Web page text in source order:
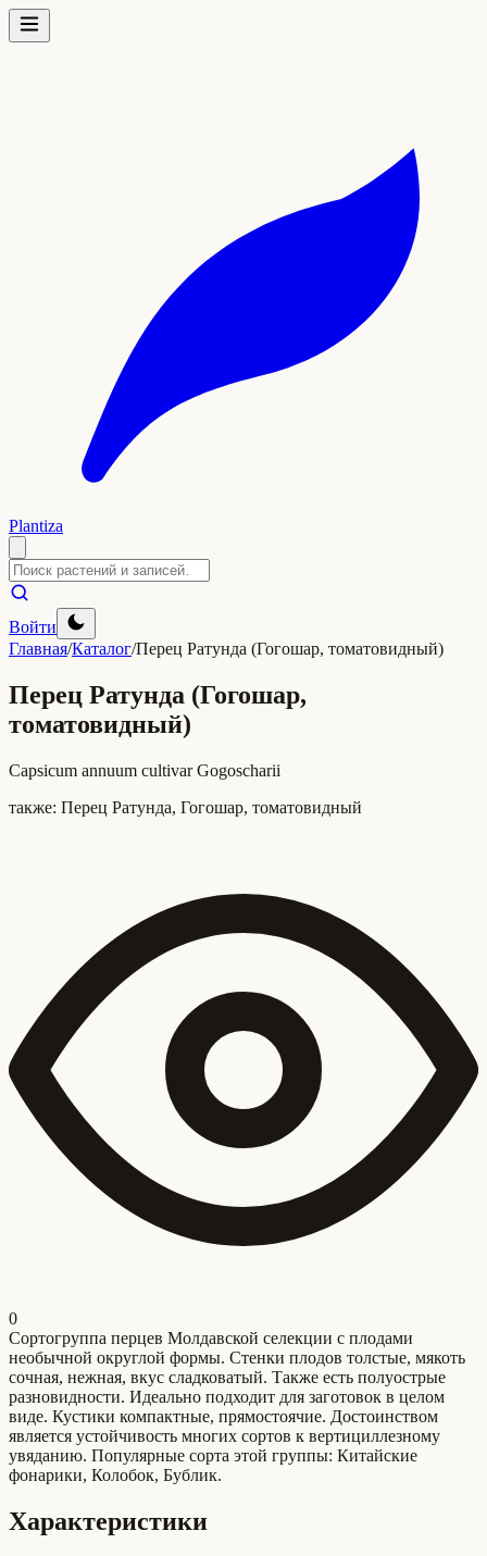
Plantiza
Войти
Главная/Каталог/Перец Ратунда (Гогошар, томатовидный)
Перец Ратунда (Гогошар,
томатовидный)
Capsicum annuum cultivar Gogoscharii
также: Перец Ратунда, Гогошар, томатовидный
0
Сортогруппа перцев Молдавской селекции с плодами
необычной округлой формы. Стенки плодов толстые, мякоть
сочная, нежная, вкус сладковатый. Также есть полуострые
разновидности. Идеально подходит для заготовок в целом
виде. Кустики компактные, прямостоячие. Достоинством
является устойчивость многих сортов к вертициллезному
увяданию. Популярные сорта этой группы: Китайские
фонарики, Колобок, Бублик.
Характеристики